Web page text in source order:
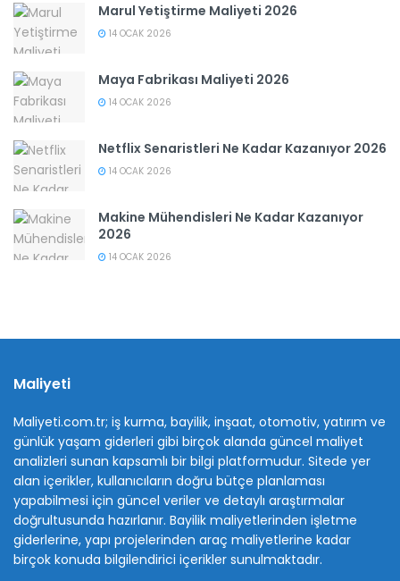
Marul Yetiştirme Maliyeti 2026
14 OCAK 2026
Maya Fabrikası Maliyeti 2026
14 OCAK 2026
Netflix Senaristleri Ne Kadar Kazanıyor 2026
14 OCAK 2026
Makine Mühendisleri Ne Kadar Kazanıyor
2026
14 OCAK 2026
Maliyeti
Maliyeti.com.tr; iş kurma, bayilik, inşaat, otomotiv, yatırım ve
günlük yaşam giderleri gibi birçok alanda güncel maliyet
analizleri sunan kapsamlı bir bilgi platformudur. Sitede yer
alan içerikler, kullanıcıların doğru bütçe planlaması
yapabilmesi için güncel veriler ve detaylı araştırmalar
doğrultusunda hazırlanır. Bayilik maliyetlerinden işletme
giderlerine, yapı projelerinden araç maliyetlerine kadar
birçok konuda bilgilendirici içerikler sunulmaktadır.